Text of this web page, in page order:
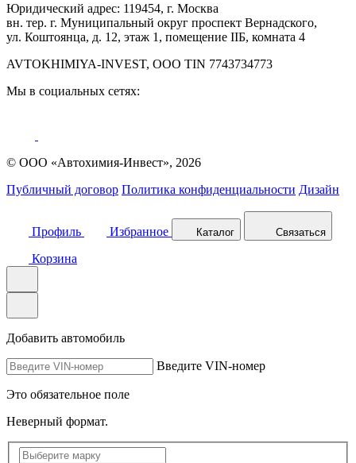
Юридический адрес: 119454, г. Москва
вн. тер. г. Муниципальный округ проспект Вернадского,
ул. Коштоянца, д. 12, этаж 1, помещение IIБ, комната 4
AVTOKHIMIYA-INVEST, OOO TIN 7743734773
Мы в социальных сетях:
© ООО «Автохимия-Инвест», 2026
Публичный договор Политика конфиденциальности Дизайн
Профиль Избранное Каталог Связаться
Корзина
Добавить автомобиль
Введите VIN-номер
Это обязательное поле
Неверный формат.